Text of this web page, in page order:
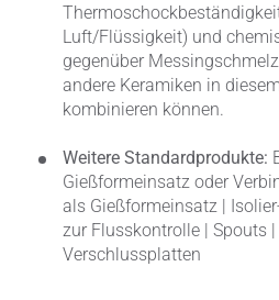
Luft/Flüssigkeit) und
gegenüber
andere Keramiken in
kombinieren können.
Weitere Standardprodukte:
Gießformeinsatz oder
als Gießformeinsatz |
zur Flusskontrolle | Spouts
Verschlussplatten